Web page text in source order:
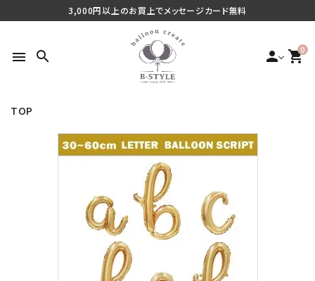
3,000円以上のお買上でメッセージカード無料
menu search person 0
shopping_cart
ご利用シーンから探す
商品タイプから探す
TOP